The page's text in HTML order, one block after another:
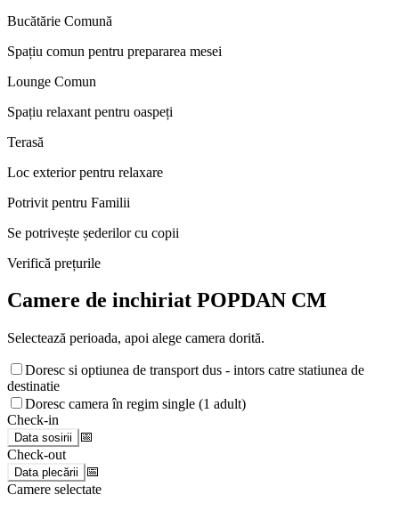
Bucătărie Comună
Spațiu comun pentru prepararea mesei
Lounge Comun
Spațiu relaxant pentru oaspeți
Terasă
Loc exterior pentru relaxare
Potrivit pentru Familii
Se potrivește șederilor cu copii
Verifică prețurile
Camere de inchiriat POPDAN CM
Selectează perioada, apoi alege camera dorită.
Doresc si optiunea de transport dus - intors catre statiunea de
destinatie
Doresc camera în regim single (1 adult)
Check-in
Data sosirii
📅
Check-out
Data plecării
📅
Camere selectate